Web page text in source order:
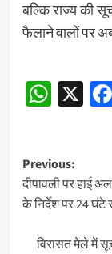
बल्कि राज्य की
फैलाने वालों पर
Post
X
Post
Previous:
दीपावली पर हाई
के निर्देश पर 24 घंटे
विरासत मेले में